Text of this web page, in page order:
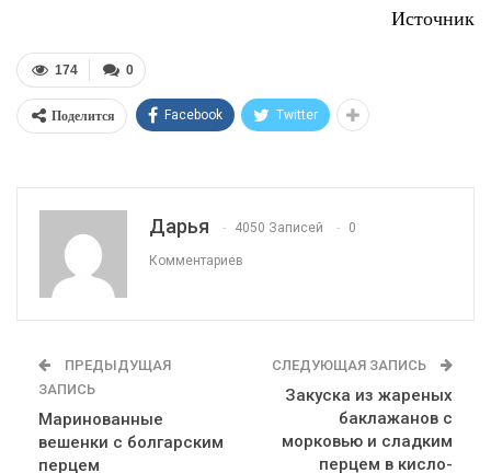
Источник
0
174
Поделится Facebook Twitter
Дарья 4050 Записей 0
Комментариев
ПРЕДЫДУЩАЯ
ЗАПИСЬ
Маринованные
вешенки с болгарским
перцем
СЛЕДУЮЩАЯ ЗАПИСЬ
Закуска из жареных
баклажанов с
морковью и сладким
перцем в кисло-